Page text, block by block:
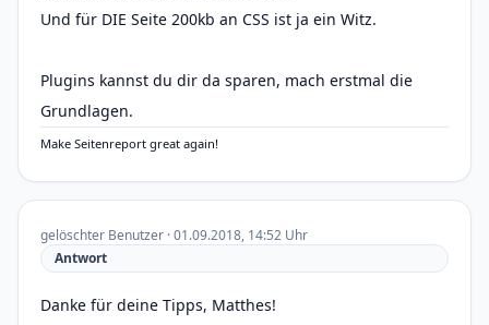
Und für DIE Seite 200kb an CSS ist ja ein Witz.
Plugins kannst du dir da sparen, mach erstmal die
Grundlagen.
Make Seitenreport great again!
gelöschter Benutzer · 01.09.2018, 14:52 Uhr
Antwort
Danke für deine Tipps, Matthes!